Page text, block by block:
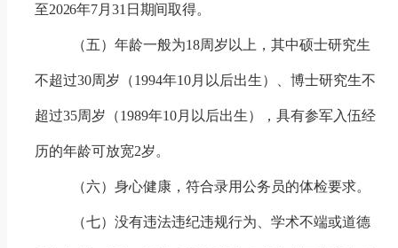
至2026年7月 31 日期间取得。
（五）年龄一般为18周岁以上，其中硕士研究生
不超过30周岁（1994年10月以后出生）、博士研究生不
超过35周岁（1989年10月以后出生），具有参军入伍经
历的年龄可放宽2岁。
（六）身心健康，符合录用公务员的体检要求。
（七）没有违法违纪违规行为、学术不端或道德